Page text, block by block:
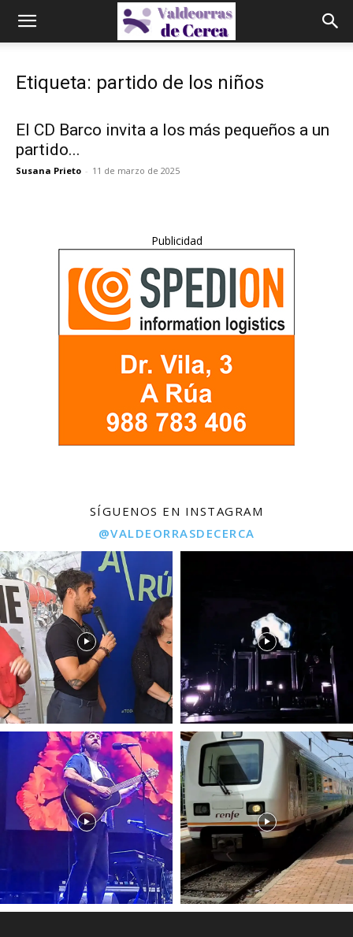
Etiqueta: partido de los niños
El CD Barco invita a los más pequeños a un
partido...
Susana Prieto - 11 de marzo de 2025
Publicidad
SÍGUENOS EN INSTAGRAM
@VALDEORRASDECERCA